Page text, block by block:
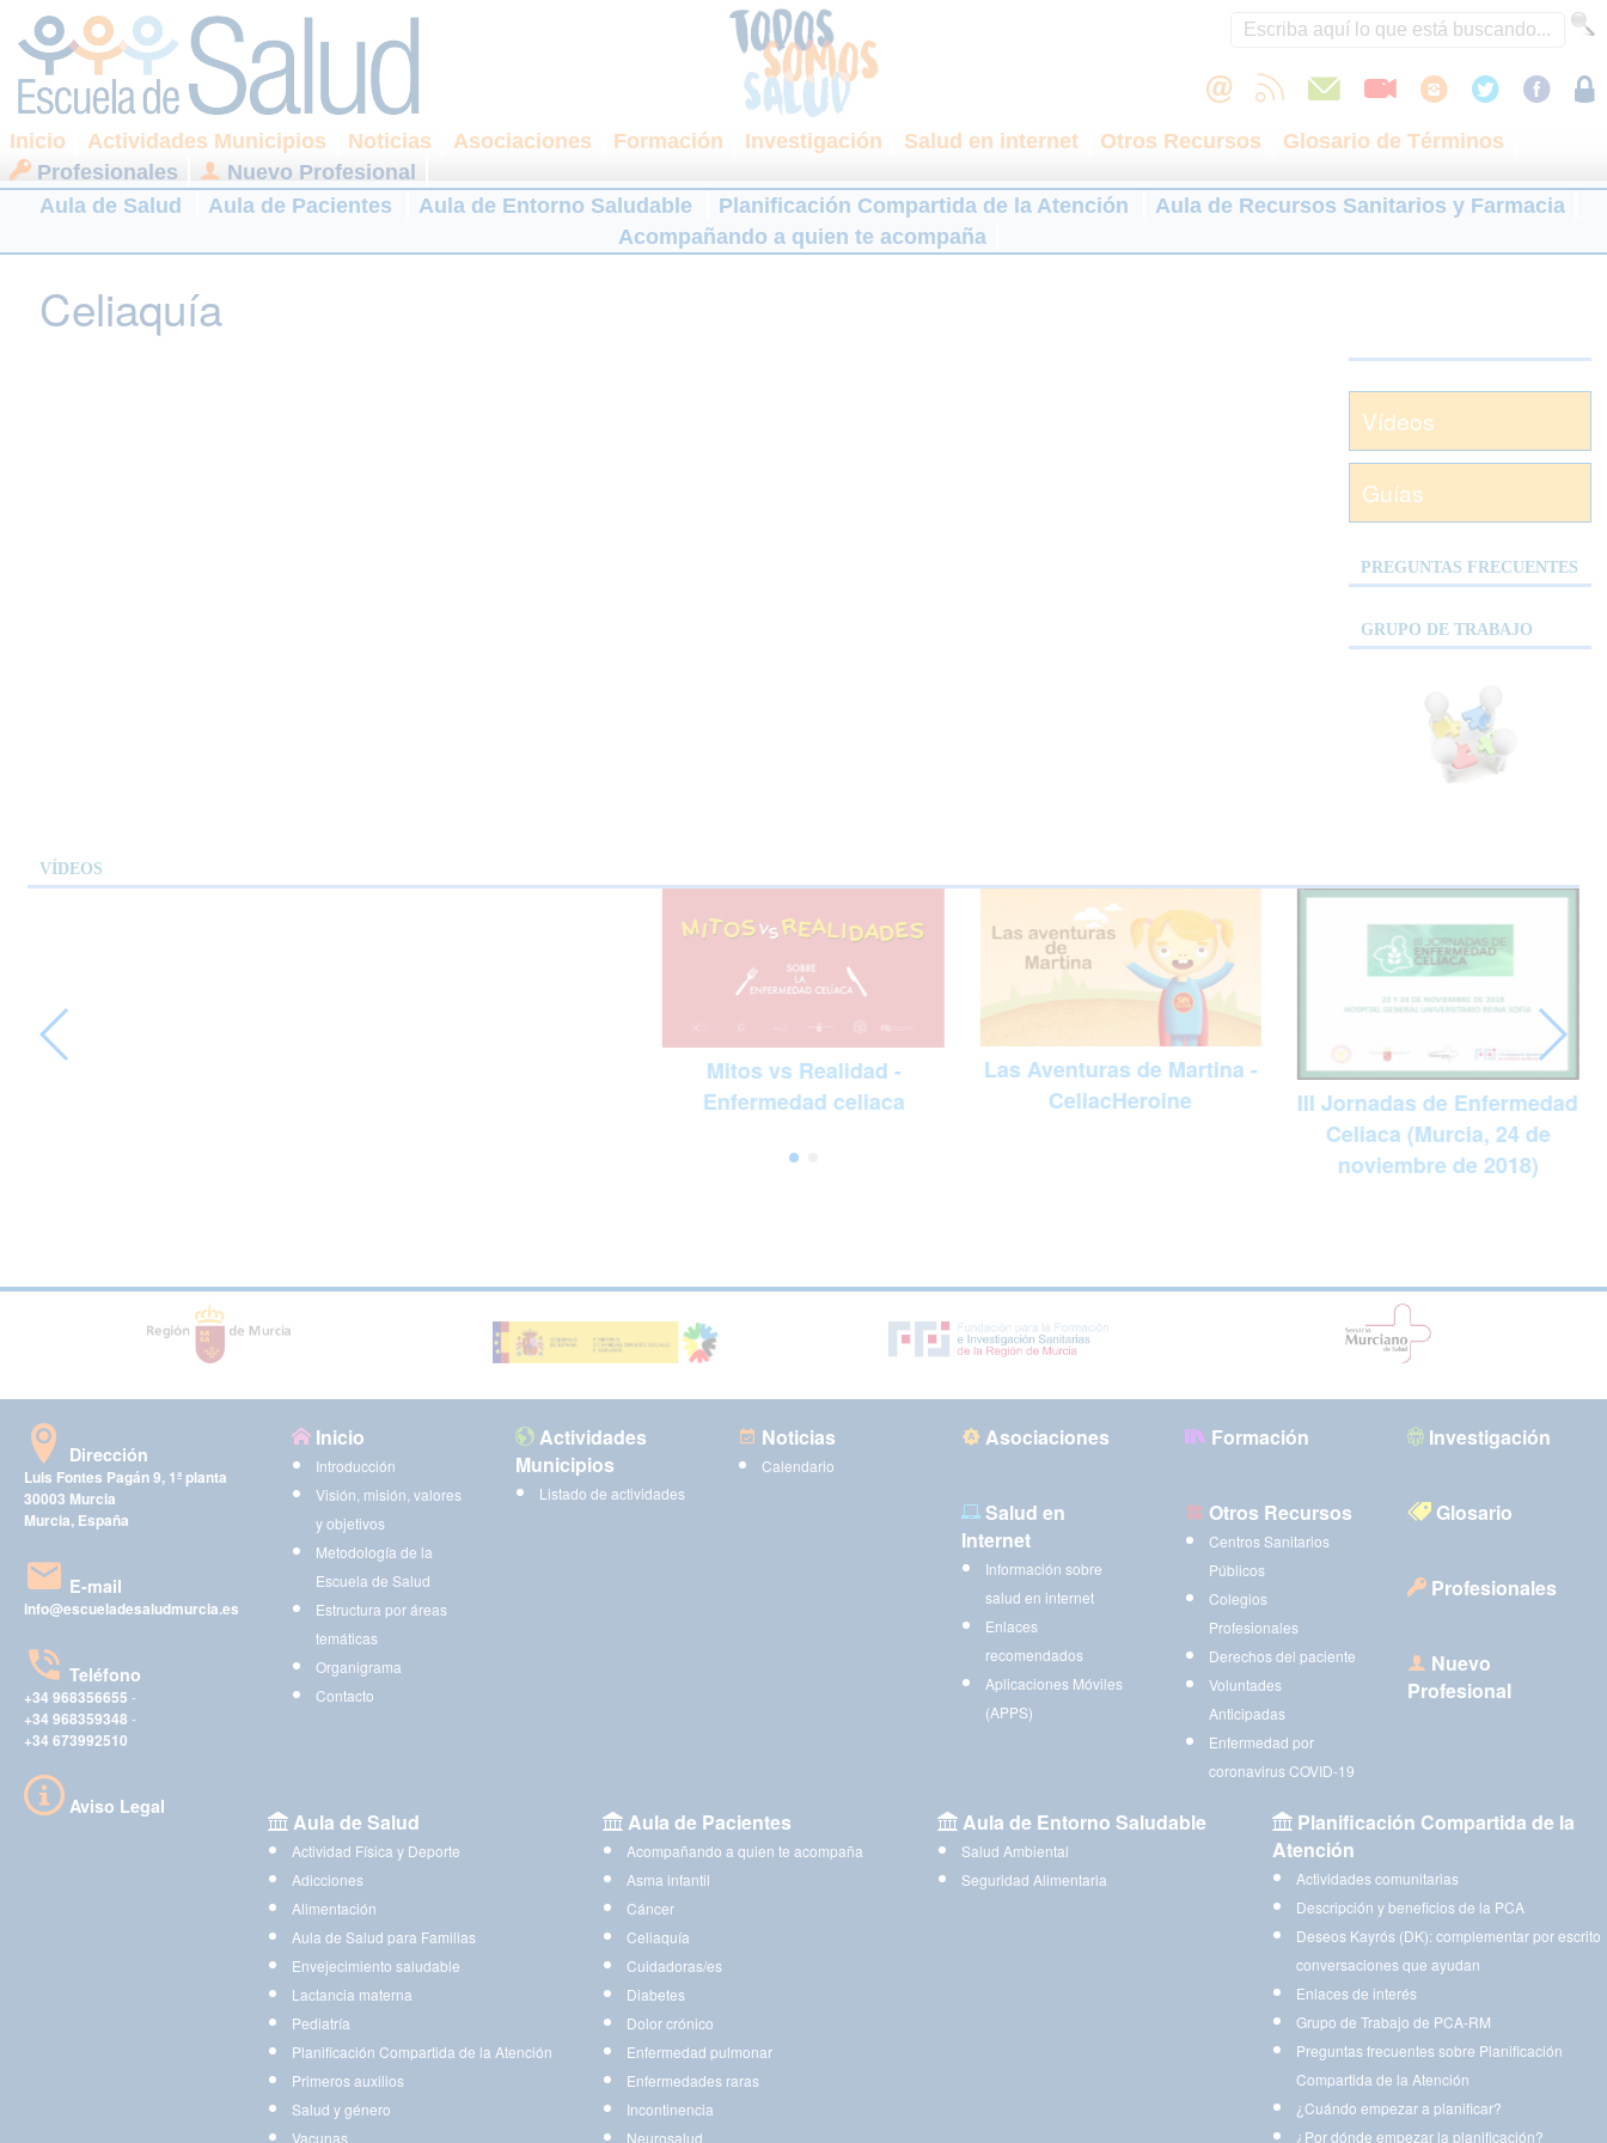
Inicio Actividades Municipios Noticias Asociaciones Formación Investigación Salud en internet Otros Recursos
Glosario de Términos
Profesionales
Nuevo Profesional
Aula de Salud
Aula de Pacientes Aula de Entorno Saludable Planificación Compartida de la Atención
Aula de Recursos Sanitarios y Farmacia
Acompañando a quien te acompaña
Celiaquía
Vídeos
Guías
PREGUNTAS FRECUENTES
GRUPO DE TRABAJO
VÍDEOS
Mitos vs Realidad -
Enfermedad celiaca
Las Aventuras de Martina -
CeliacHeroine
III Jornadas de Enfermedad
Celiaca (Murcia, 24 de
noviembre de 2018)
Dirección
Luis Fontes Pagán 9, 1ª planta
30003 Murcia
Murcia, España
E-mail
info@escueladesaludmurcia.es
Teléfono
+34 968356655 -
+34 968359348 -
+34 673992510
Aviso Legal
Inicio
Introducción
Visión, misión, valores
y objetivos
Metodología de la
Escuela de Salud
Estructura por áreas
temáticas
Organigrama
Contacto
Actividades
Municipios
Listado de actividades
Noticias
Calendario
Asociaciones Formación Investigación
Salud en
Internet
Información sobre
salud en internet
Enlaces
recomendados
Aplicaciones Móviles
(APPS)
Otros Recursos
Centros Sanitarios
Públicos
Colegios
Profesionales
Derechos del paciente
Voluntades
Anticipadas
Enfermedad por
coronavirus COVID-19
Glosario
Profesionales
Nuevo
Profesional
Aula de Salud
Actividad Física y Deporte
Adicciones
Alimentación
Aula de Salud para Familias
Envejecimiento saludable
Lactancia materna
Pediatría
Planificación Compartida de la Atención
Primeros auxilios
Salud y género
Vacunas
Aula de Pacientes
Acompañando a quien te acompaña
Asma infantil
Cáncer
Celiaquía
Cuidadoras/es
Diabetes
Dolor crónico
Enfermedad pulmonar
Enfermedades raras
Incontinencia
Neurosalud
Aula de Entorno Saludable
Salud Ambiental
Seguridad Alimentaria
Planificación Compartida de la
Atención
Actividades comunitarias
Descripción y beneficios de la PCA
Deseos Kayrós (DK): complementar por escrito
conversaciones que ayudan
Enlaces de interés
Grupo de Trabajo de PCA-RM
Preguntas frecuentes sobre Planificación
Compartida de la Atención
¿Cuándo empezar a planificar?
¿Por dónde empezar la planificación?